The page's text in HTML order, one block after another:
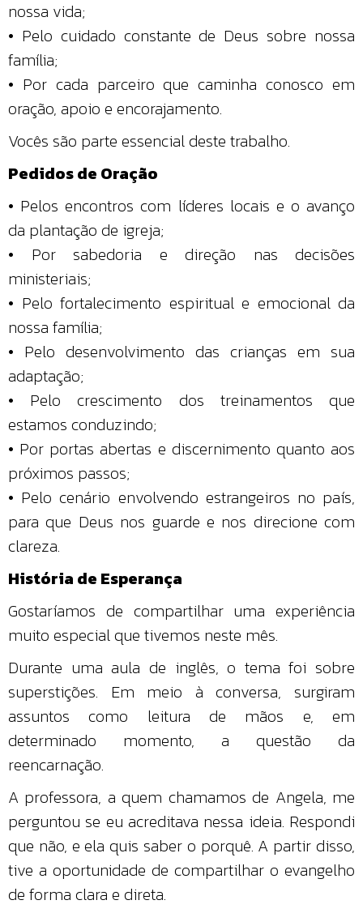
nossa vida;
• Pelo cuidado constante de Deus sobre nossa
família;
• Por cada parceiro que caminha conosco em
oração, apoio e encorajamento.
Vocês são parte essencial deste trabalho.
Pedidos de Oração
• Pelos encontros com líderes locais e o avanço
da plantação de igreja;
• Por sabedoria e direção nas decisões
ministeriais;
• Pelo fortalecimento espiritual e emocional da
nossa família;
• Pelo desenvolvimento das crianças em sua
adaptação;
• Pelo crescimento dos treinamentos que
estamos conduzindo;
• Por portas abertas e discernimento quanto aos
próximos passos;
• Pelo cenário envolvendo estrangeiros no país,
para que Deus nos guarde e nos direcione com
clareza.
História de Esperança
Gostaríamos de compartilhar uma experiência
muito especial que tivemos neste mês.
Durante uma aula de inglês, o tema foi sobre
superstições. Em meio à conversa, surgiram
assuntos como leitura de mãos e, em
determinado momento, a questão da
reencarnação.
A professora, a quem chamamos de Angela, me
perguntou se eu acreditava nessa ideia. Respondi
que não, e ela quis saber o porquê. A partir disso,
tive a oportunidade de compartilhar o evangelho
de forma clara e direta.